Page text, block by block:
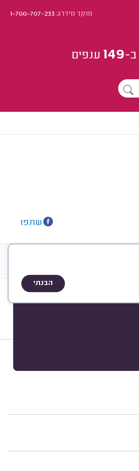
מוקד מידרג:1-700-707-233
ב-149 ענפים
שתפו
הבנתי